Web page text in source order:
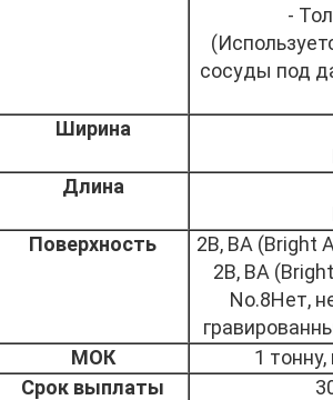
-
сосуды под
Ширина
Длина
Поверхность
2B, BA (Bright
2B, BA
No.8Нет,
МОК
1
Срок выплаты